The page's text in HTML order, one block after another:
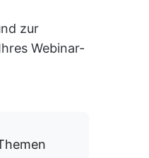
zur
Webinar-